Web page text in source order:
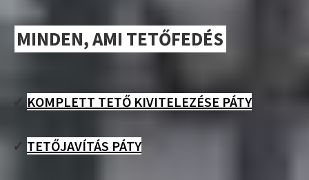
MINDEN, AMI TETŐFEDÉS
✓ KOMPLETT TETŐ KIVITELEZÉSE PÁTY
✓ TETŐJAVÍTÁS PÁTY